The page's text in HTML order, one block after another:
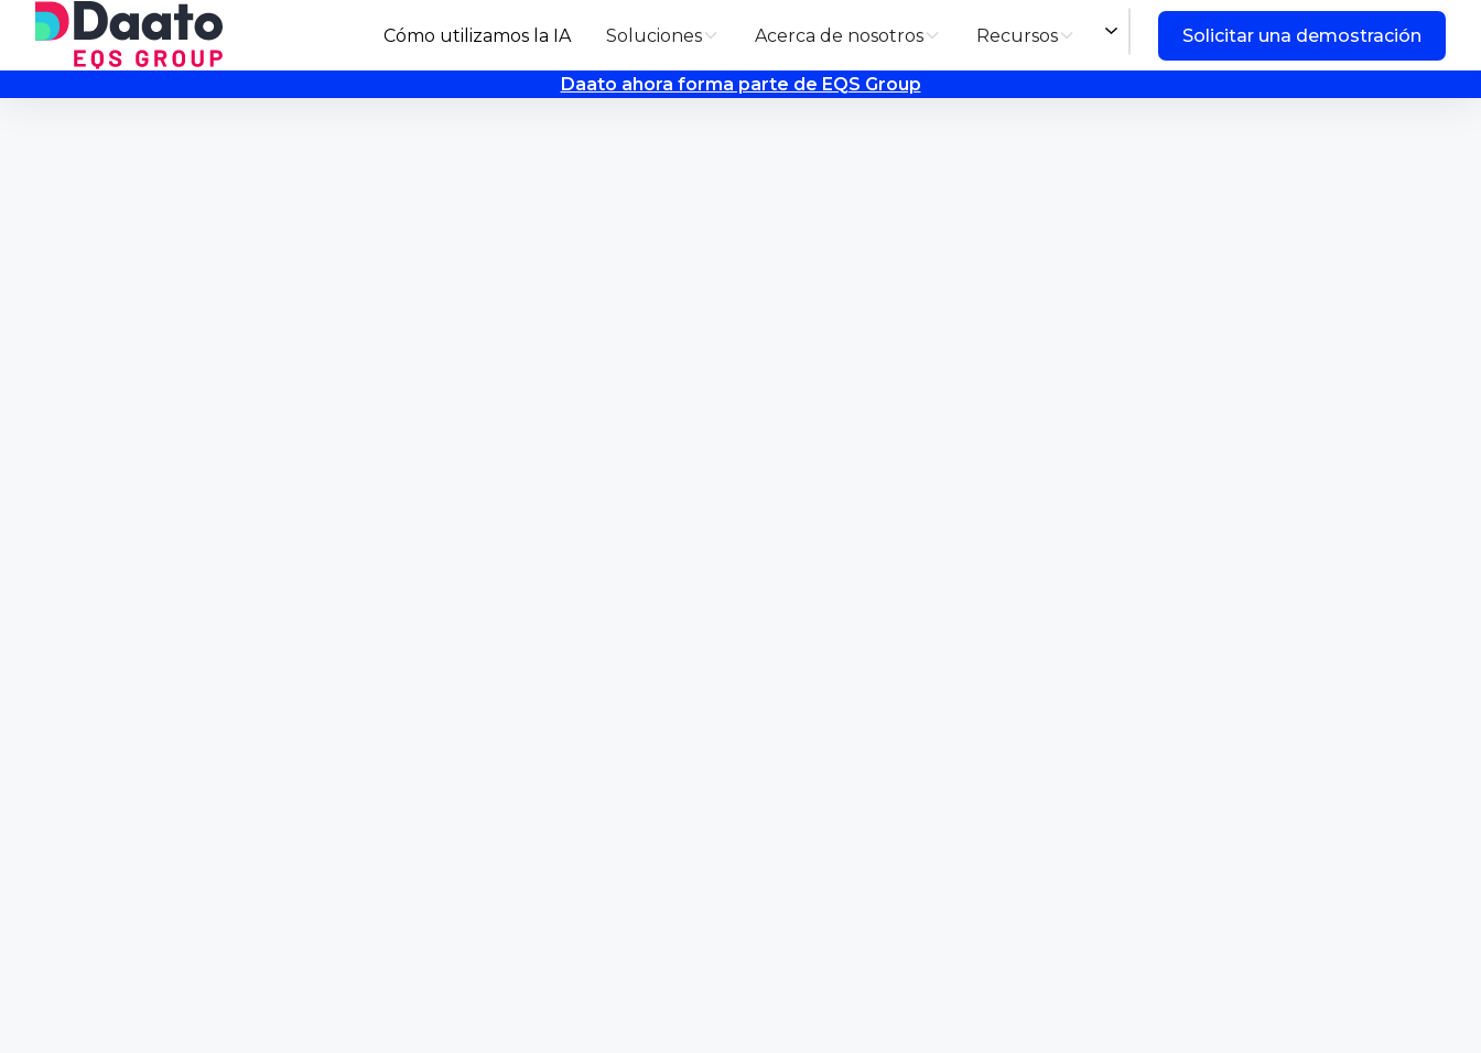
Cómo utilizamos la IA Soluciones Acerca de nosotros Recursos Solicitar una demostración
Daato ahora forma parte de EQS Group